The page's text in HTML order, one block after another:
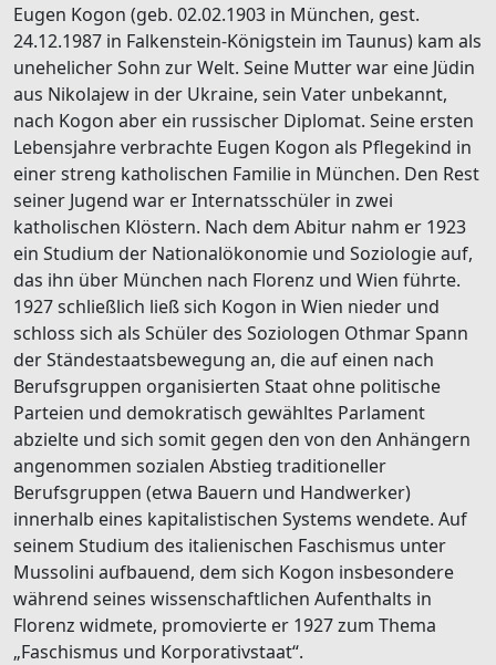
Eugen Kogon (geb. 02.02.1903 in München, gest.
24.12.1987 in Falkenstein-Königstein im Taunus) kam als
unehelicher Sohn zur Welt. Seine Mutter war eine Jüdin
aus Nikolajew in der Ukraine, sein Vater unbekannt,
nach Kogon aber ein russischer Diplomat. Seine ersten
Lebensjahre verbrachte Eugen Kogon als Pflegekind in
einer streng katholischen Familie in München. Den Rest
seiner Jugend war er Internatsschüler in zwei
katholischen Klöstern. Nach dem Abitur nahm er 1923
ein Studium der Nationalökonomie und Soziologie auf,
das ihn über München nach Florenz und Wien führte.
1927 schließlich ließ sich Kogon in Wien nieder und
schloss sich als Schüler des Soziologen Othmar Spann
der Ständestaatsbewegung an, die auf einen nach
Berufsgruppen organisierten Staat ohne politische
Parteien und demokratisch gewähltes Parlament
abzielte und sich somit gegen den von den Anhängern
angenommen sozialen Abstieg traditioneller
Berufsgruppen (etwa Bauern und Handwerker)
innerhalb eines kapitalistischen Systems wendete. Auf
seinem Studium des italienischen Faschismus unter
Mussolini aufbauend, dem sich Kogon insbesondere
während seines wissenschaftlichen Aufenthalts in
Florenz widmete, promovierte er 1927 zum Thema
„Faschismus und Korporativstaat“.